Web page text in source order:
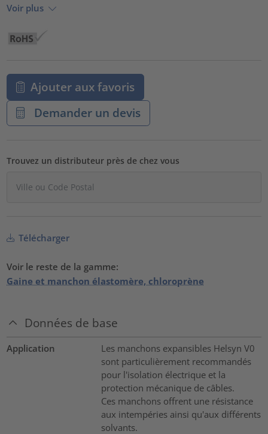
Voir plus
Ajouter aux favoris
Demander un devis
Trouvez un distributeur près de chez vous
Télécharger
Voir le reste de la gamme:
Gaine et manchon élastomère, chloroprène
Données de base
Application
Les manchons expansibles Helsyn V0
sont particulièrement recommandés
pour l'isolation électrique et la
protection mécanique de câbles.
Ces manchons offrent une résistance
aux intempéries ainsi qu'aux différents
solvants.